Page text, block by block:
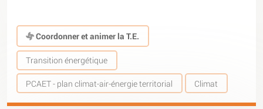
Coordonner et animer la T.E.
Transition énergétique
PCAET - plan climat-air-énergie territorial Climat